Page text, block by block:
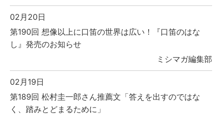
02月20日
第190回 想像以上に口笛の世界は広い！『口笛のはな
し』発売のお知らせ
ミシマガ編集部
02月19日
第189回 松村圭一郎さん推薦文「答えを出すのではな
く、踏みとどまるために」